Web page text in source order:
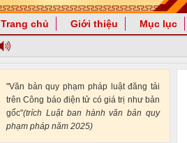
Trang chủ Giới thiệu Mục lục
"Văn bản quy phạm pháp luật đăng tải
trên Công báo điện tử có giá trị như bản
gốc"(trích Luật ban hành văn bản quy
phạm pháp năm 2025)